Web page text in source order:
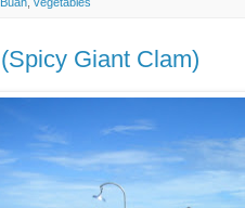
Giant Clam)